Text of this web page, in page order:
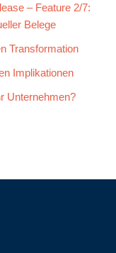
– Feature 2/7:
Belege
Transformation
Implikationen
Unternehmen?